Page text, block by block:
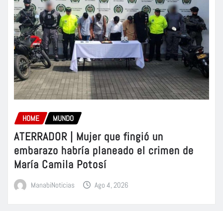
HOME MUNDO
ATERRADOR | Mujer que fingió un
embarazo habría planeado el crimen de
María Camila Potosí
ManabiNoticias Ago 4, 2026